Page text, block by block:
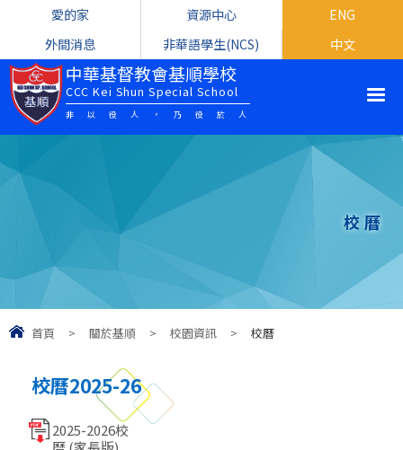
中華基督教會基順學校
CCC Kei Shun Special School
非以役人，乃役於人
ENG
中文
資源中心
愛的家
非華語學生(NCS)
外間消息
校曆
首頁 > 關於基順 > 校園資訊 > 校曆
校曆2025-26
2025-2026校